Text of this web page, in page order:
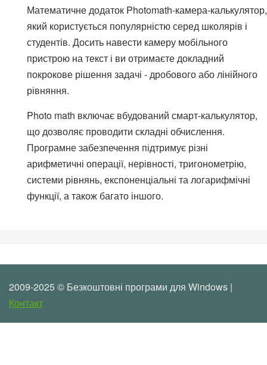
Математичне додаток Photomath-камера-калькулятор,
який користується популярністю серед школярів і
студентів. Досить навести камеру мобільного
пристрою на текст і ви отримаєте докладний
покрокове рішення задачі - дробового або лінійного
рівняння.
Photo math включає вбудований смарт-калькулятор,
що дозволяє проводити складні обчислення.
Програмне забезпечення підтримує різні
арифметичні операції, нерівності, тригонометрію,
системи рівнянь, експоненціальні та логарифмічні
функції, а також багато іншого.
2009-2025 © Безкоштовні програми для Windows |
Контакт